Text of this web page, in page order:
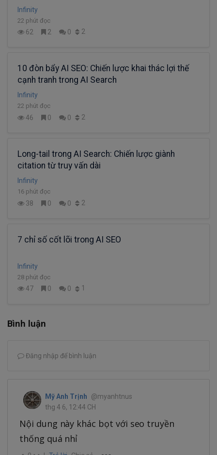
Infinity
22 phút đọc
62 2 0 2
10 đòn bẩy AI SEO: Chiến lược khai thác lợi thế
cạnh tranh trong AI Search
Infinity
22 phút đọc
46 0 0 2
Long-tail trong AI Search: Chiến lược giành
citation từ truy vấn dài
Infinity
16 phút đọc
38 0 0 2
7 chỉ số cốt lõi trong AI SEO
Infinity
28 phút đọc
47 0 0 1
Bình luận
Đăng nhập để bình luận
Mỹ Anh Trịnh
@myanhtnus
thg 4 6, 12:44 CH
Nội dung này khác bọt với seo truyền
thống quá nhỉ